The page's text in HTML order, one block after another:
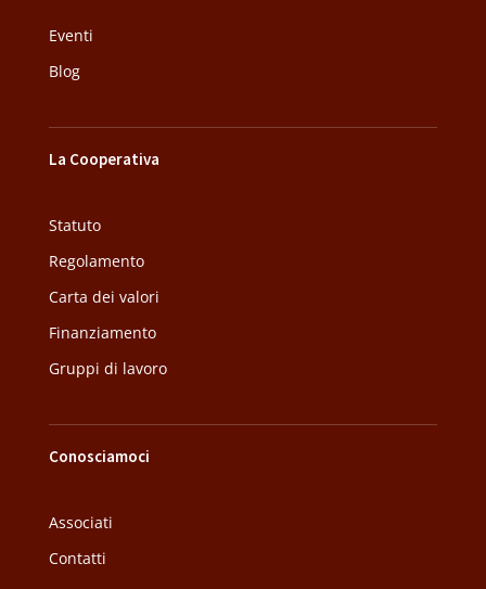
Eventi
Blog
La Cooperativa
Statuto
Regolamento
Carta dei valori
Finanziamento
Gruppi di lavoro
Conosciamoci
Associati
Contatti